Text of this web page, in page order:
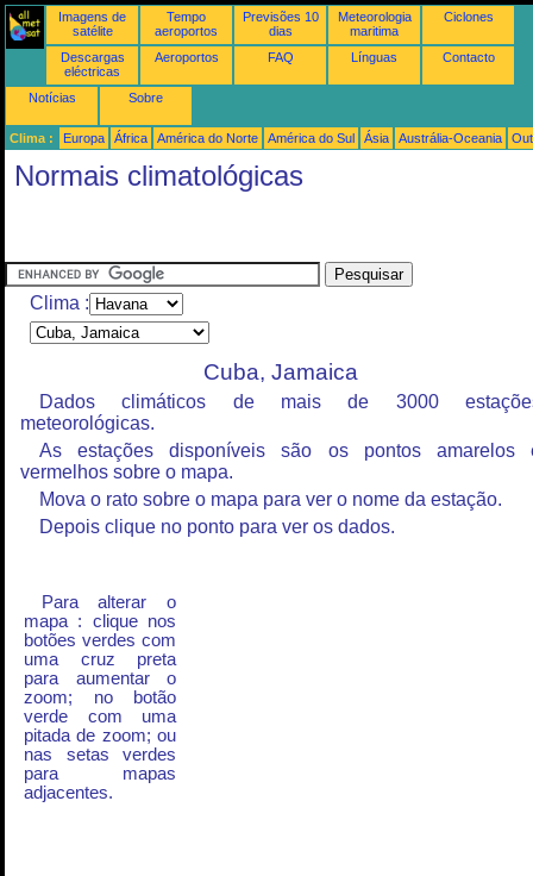
Imagens de
satélite
Tempo
aeroportos
Previsões 10
dias
Meteorologia
maritima
Ciclones
Descargas
eléctricas
Aeroportos FAQ Línguas Contacto
Notícias Sobre
Clima : Europa África América do Norte América do Sul Ásia Austrália-Oceania
Normais climatológicas
Clima :
Cuba, Jamaica
Dados climáticos de mais de 3000
meteorológicas.
As estações disponíveis são os pontos amarelos
vermelhos sobre o mapa.
Mova o rato sobre o mapa para ver o nome da estação.
Depois clique no ponto para ver os dados.
Para alterar o
mapa : clique nos
botões verdes com
uma cruz preta
para aumentar o
zoom; no botão
verde com uma
pitada de zoom; ou
nas setas verdes
para mapas
adjacentes.